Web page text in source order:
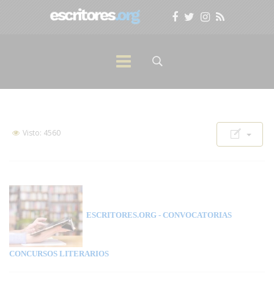
Visto: 4560
ESCRITORES.ORG - CONVOCATORIAS
CONCURSOS LITERARIOS